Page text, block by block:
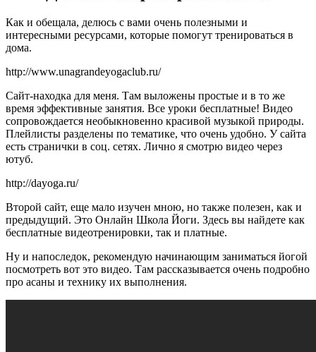
Как и обещала, делюсь с вами очень полезными и
интересными ресурсами, которые помогут тренироваться в
дома.
http://www.unagrandeyogaclub.ru/
Сайт-находка для меня. Там выложены простые и в то же
время эффективные занятия. Все уроки бесплатные! Видео
сопровождается необыкновенно красивой музыкой природы.
Плейлисты разделены по тематике, что очень удобно. У сайта
есть странички в соц. сетях. Лично я смотрю видео через
ютуб.
http://dayoga.ru/
Второй сайт, еще мало изучен мною, но также полезен, как и
предыдущий. Это Онлайн Школа Йоги. Здесь вы найдете как
бесплатные видеотренировки, так и платные.
Ну и напоследок, рекомендую начинающим заниматься йогой
посмотреть вот это видео. Там рассказывается очень подробно
про асаны и технику их выполнения.